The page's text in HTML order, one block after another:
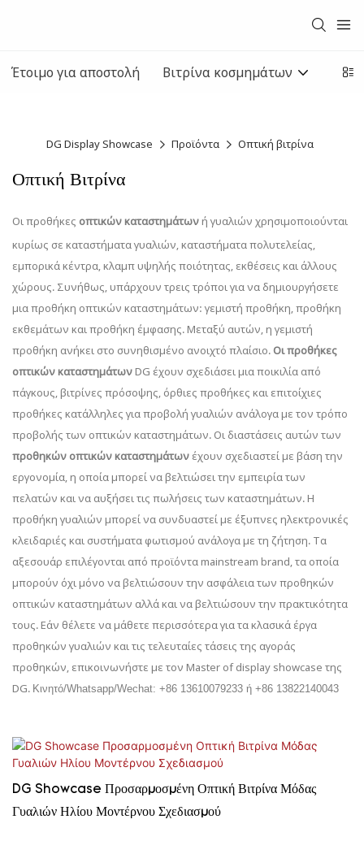
Έτοιμο για αποστολή Βιτρίνα κοσμημάτων
DG Display Showcase Προϊόντα Οπτική βιτρίνα
Οπτική Βιτρίνα
Οι προθήκες οπτικών καταστημάτωνή γυαλιών χρησιμοποιούνται
κυρίως σε καταστήματα γυαλιών, καταστήματα πολυτελείας,
εμπορικά κέντρα, κλαμπ υψηλής ποιότητας, εκθέσεις και άλλους
χώρους. Συνήθως, υπάρχουν τρεις τρόποι για να δημιουργήσετε
μια προθήκη οπτικών καταστημάτων: γεμιστή προθήκη, προθήκη
εκθεμάτων και προθήκη έμφασης. Μεταξύ αυτών, η γεμιστή
προθήκη ανήκει στο συνηθισμένο ανοιχτό πλαίσιο. Οι προθήκες
οπτικών καταστημάτωνDG έχουν σχεδιάσει μια ποικιλία από
πάγκους, βιτρίνες πρόσοψης, όρθιες προθήκες και επιτοίχιες
προθήκες κατάλληλες για προβολή γυαλιών ανάλογα με τον τρόπο
προβολής των οπτικών καταστημάτων. Οι διαστάσεις αυτών των
προθηκών οπτικών καταστημάτων έχουν σχεδιαστεί με βάση την
εργονομία, η οποία μπορεί να βελτιώσει την εμπειρία των
πελατών και να αυξήσει τις πωλήσεις των καταστημάτων. Η
προθήκη γυαλιών μπορεί να συνδυαστεί με έξυπνες ηλεκτρονικές
κλειδαριές και συστήματα φωτισμού ανάλογα με τη ζήτηση. Τα
αξεσουάρ επιλέγονται από προϊόντα mainstream brand, τα οποία
μπορούν όχι μόνο να βελτιώσουν την ασφάλεια των προθηκών
οπτικών καταστημάτων αλλά και να βελτιώσουν την πρακτικότητα
τους. Εάν θέλετε να μάθετε περισσότερα για τα κλασικά έργα
προθηκών γυαλιών και τις τελευταίες τάσεις της αγοράς
προθηκών, επικοινωνήστε με τον Master of display showcase της
DG. Κινητό/Whatsapp/Wechat: +86 13610079233 ή +86 13822140043
DG Showcase Προσαρμοσμένη Οπτική Βιτρίνα Μόδας
Γυαλιών Ηλίου Μοντέρνου Σχεδιασμού